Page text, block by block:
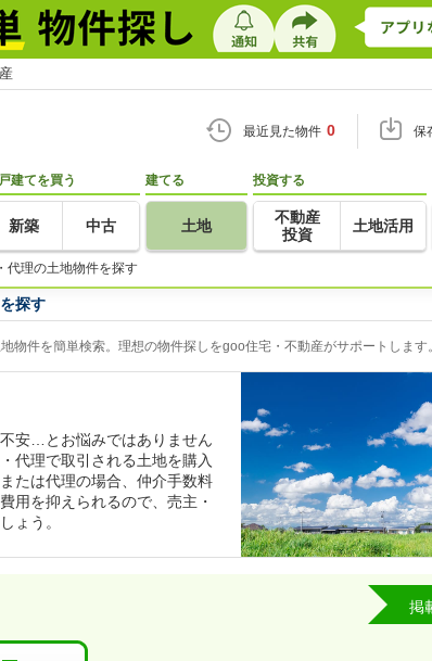
最近見た物件 0 保
建てを買う
新築 中古
建てる
土地
投資する
不動産
投資
土地活用
代理の土地物件を探す
探す
物件を簡単検索。理想の物件探しをgoo住宅・不動産がサポートします
安…とお悩みではありません
代理で取引される土地を購入
たは代理の場合、仲介手数料
用を抑えられるので、売主・
ょう。
掲